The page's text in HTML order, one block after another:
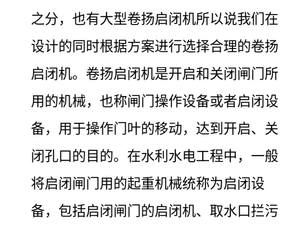
之分，也有大型卷扬启闭机所以说我们在
设计的同时根据方案进行选择合理的卷扬
启闭机。 卷扬启闭机是开启和关闭闸门所
用的机械，也称闸门操作设备或者启闭设
备，用于操作门叶的移动，达到开启、关
闭孔口的目的。在水利水电工程中，一般
将启闭闸门用的起重机械统称为启闭设
备，包括启闭闸门的启闭机、取水口拦污